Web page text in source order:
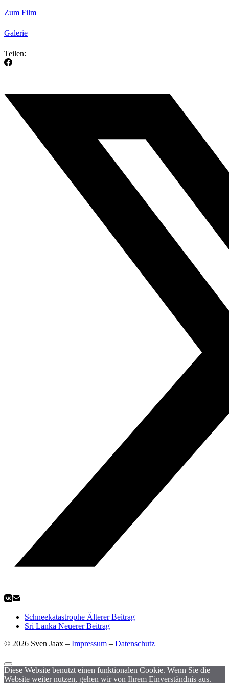
Zum Film
Galerie
Teilen:
Schneekatastrophe Älterer Beitrag
Sri Lanka Neuerer Beitrag
© 2026 Sven Jaax – Impressum – Datenschutz
Diese Website benutzt einen funktionalen Cookie. Wenn Sie die
Website weiter nutzen, gehen wir von Ihrem Einverständnis aus.